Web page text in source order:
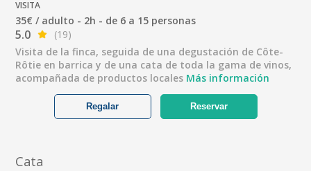
VISITA
35€ / adulto - 2h - de 6 a 15 personas
5.0
(19)
Visita de la finca, seguida de una degustación de Côte-
Rôtie en barrica y de una cata de toda la gama de vinos,
acompañada de productos locales Más información
Reservar
Regalar
Cata